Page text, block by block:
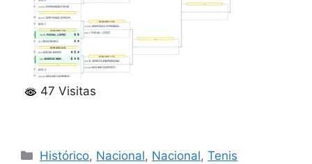
47 Visitas
Categorías
Histórico, Nacional, Nacional,Tenis